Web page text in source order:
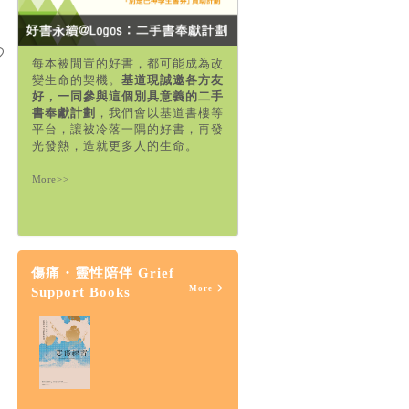
每本被閒置的好書，都可能成為改
變生命的契機。 基道現誠邀各方友
好，一同參與這個別具意義的二手
書奉獻計劃 ，我們會以基道書樓等
平台，讓被冷落一隅的好書，再發
光發熱，造就更多人的生命。
More>>
傷痛・靈性陪伴 Grief
Support Books
More